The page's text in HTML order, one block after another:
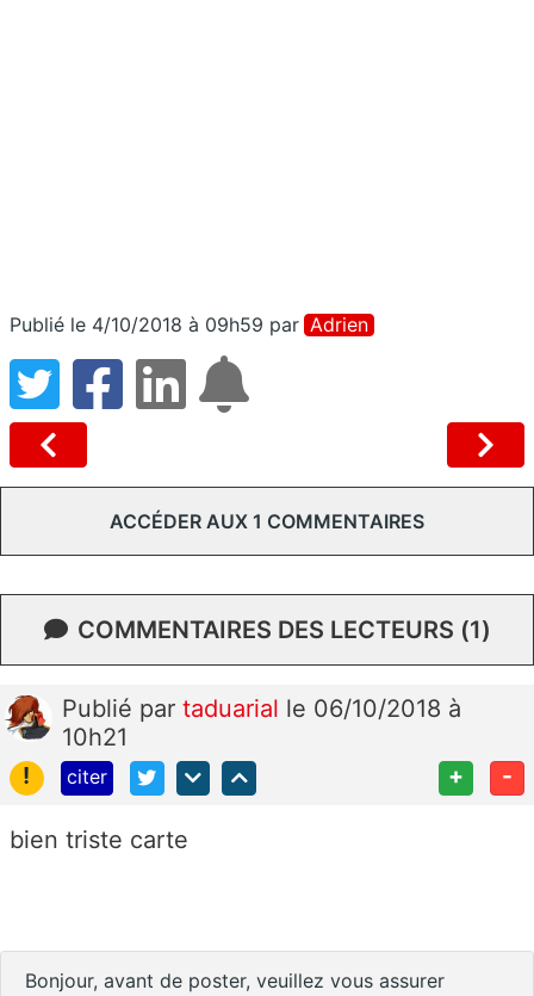
Publié le 4/10/2018 à 09h59 par Adrien
ACCÉDER AUX 1 COMMENTAIRES
COMMENTAIRES DES LECTEURS (1)
Publié par taduarial le 06/10/2018 à
10h21
!
citer + -
bien triste carte
Bonjour, avant de poster, veuillez vous assurer